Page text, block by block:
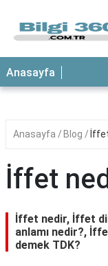
ANASAYFA
Anasayfa
Anasayfa Blog
İffet
İffet nedir, İffet
anlamı nedir?,
demek TDK?